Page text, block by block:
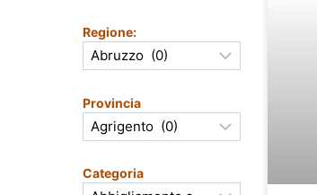
Regione:
Provincia
Categoria